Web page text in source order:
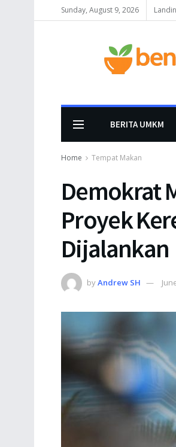
Sunday, August 9, 2026
BERITA UMKM
Home Tempat Makan
Demokrat
Proyek
Dijalankan
byAndrew SH